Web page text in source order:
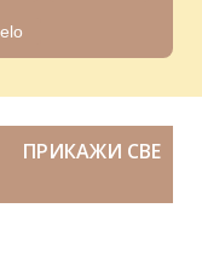
ПРИКАЖИ СВЕ